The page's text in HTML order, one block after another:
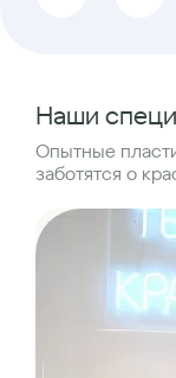
Наши
Опытные
заботятся о